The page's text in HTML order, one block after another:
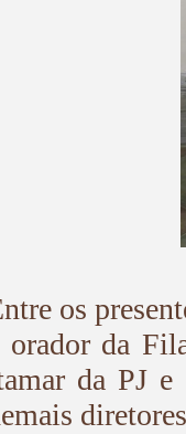
os
orador da
da PJ e